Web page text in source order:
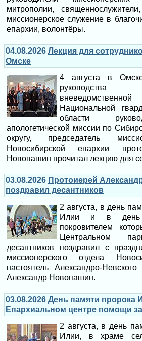
митрополии,
миссионерское служение в
епархии, волонтёры.
04.08.2026 Лекция для
Омске
4 августа в
Национальной
области
апологетической миссии по
округу, председатель
Новосибирской епархии
Новопашин прочитал лекцию для
03.08.2026 Протоиерей
поздравил десантников
2 августа, в день
Илии и в день
покровителем
Центральном
десантников поздравил с
миссионерского отдела
настоятель Александро-
Александр Новопашин.
03.08.2026 День памяти пророка
Епархиальном центре помощи
2 августа, в день
Илии, в храме